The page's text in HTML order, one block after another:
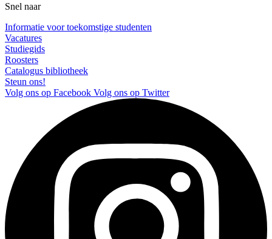
Snel naar
Informatie voor toekomstige studenten
Vacatures
Studiegids
Roosters
Catalogus bibliotheek
Steun ons!
Volg ons op Facebook Volg ons op Twitter